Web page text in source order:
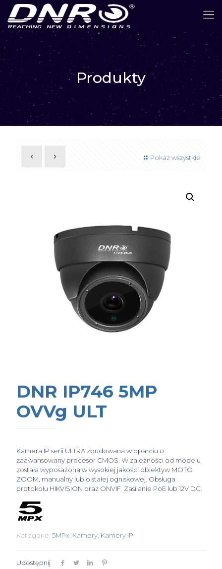
Produkty
Pokaż wszystkie
DNR IP746 5MP
OVVg ULT
Kamera IP serii ULTRA zbudowana w oparciu o
zaawansowany procesor CMOS. W zależności od modelu
została wyposażona w wysokiej jakości obiektyw MOTO
ZOOM, manualny lub o stałej ogniskowej. Obsługa
protokołu HIKVISION oraz ONVIF. Zasilanie PoE lub 12V DC.
Kategorie: 5MPx Kamery Kamery IP
Udostępnij